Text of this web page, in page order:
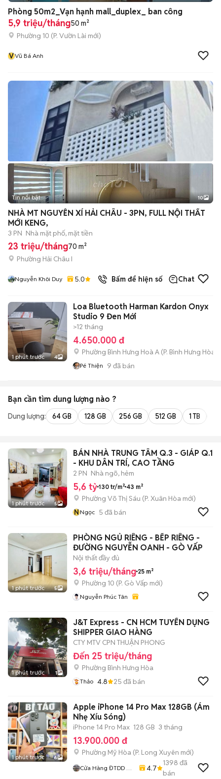
Phòng 50m2_Vạn hạnh mall_duplex_ ban công
5,9 triệu/tháng50 m²
Phường 10 (P. Vườn Lài mới)
VVũ Bá Anh
+2
Tin nổi bật 10
NHÀ MT NGUYỄN XÍ HẢI CHÂU - 3PN, FULL NỘI THẤT
MỚI KENG,
3 PN Nhà mặt phố, mặt tiền
23 triệu/tháng70 m²
Phường Hải Châu I
Nguyễn Khôi Duy 5.0 Bấm để hiện số Chat
1 phút trước 4
Loa Bluetooth Harman Kardon Onyx
Studio 9 Đen Mới
>12 tháng
4.650.000 đ
Phường Bình Hưng Hoà A (P. Bình Hưng Hòa
Pé Thiện 9 đã bán
Bạn cần tìm dung lượng nào ?
Dung lượng: 64 GB 128 GB 256 GB 512 GB 1 TB
1 phút trước 5
BÁN NHÀ TRUNG TÂM Q.3 - GIÁP Q.1
- KHU DÂN TRÍ, CAO TẦNG
2 PN Nhà ngõ, hẻm
5,6 tỷ 130 tr/m² 43 m²
Phường Võ Thị Sáu (P. Xuân Hòa mới)
NNgọc 5 đã bán
1 phút trước 5
PHÒNG NGỦ RIÊNG - BẾP RIÊNG -
ĐƯỜNG NGUYỄN OANH - GÒ VẤP
Nội thất đầy đủ
3,6 triệu/tháng 25 m²
Phường 10 (P. Gò Vấp mới)
Nguyễn Phúc Tân
1 phút trước 1
J&T Express - CN HCM TUYỂN DỤNG
SHIPPER GIAO HÀNG
CTY MTV CPN THUẬN PHONG
Đến 25 triệu/tháng
Phường Bình Hưng Hòa
Thảo 4.8 25 đã bán
1 phút trước 6
Apple iPhone 14 Pro Max 128GB (Ám
Nhẹ Xíu Sóng)
iPhone 14 Pro Max 128 GB 3 tháng
13.900.000 đ
Phường Mỹ Hòa (P. Long Xuyên mới)
Cửa Hàng ĐTDD Bi
4.7
1398 đã
bán